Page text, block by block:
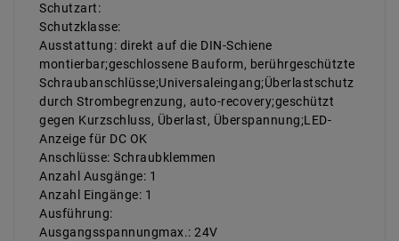
Schutzart:
Schutzklasse:
Ausstattung: direkt auf die DIN-Schiene
montierbar;geschlossene Bauform, berührgeschützte
Schraubanschlüsse;Universaleingang;Überlastschutz
durch Strombegrenzung, auto-recovery;geschützt
gegen Kurzschluss, Überlast, Überspannung;LED-
Anzeige für DC OK
Anschlüsse: Schraubklemmen
Anzahl Ausgänge: 1
Anzahl Eingänge: 1
Ausführung:
Ausgangsspannungmax.: 24V